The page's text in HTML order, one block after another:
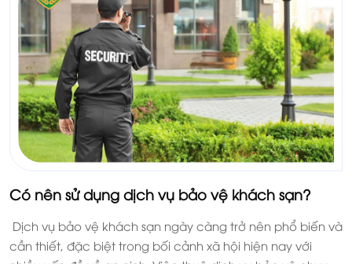
Có nên sử dụng dịch vụ bảo vệ khách sạn?
Dịch vụ bảo vệ khách sạn ngày càng trở nên phổ biến và
cần thiết, đặc biệt trong bối cảnh xã hội hiện nay với